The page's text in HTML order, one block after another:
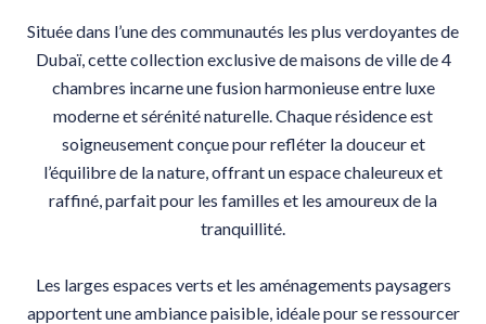
Située dans l’une des communautés les plus verdoyantes de
Dubaï, cette collection exclusive de maisons de ville de 4
chambres incarne une fusion harmonieuse entre luxe
moderne et sérénité naturelle. Chaque résidence est
soigneusement conçue pour refléter la douceur et
l’équilibre de la nature, offrant un espace chaleureux et
raffiné, parfait pour les familles et les amoureux de la
tranquillité.
Les larges espaces verts et les aménagements paysagers
apportent une ambiance paisible, idéale pour se ressourcer